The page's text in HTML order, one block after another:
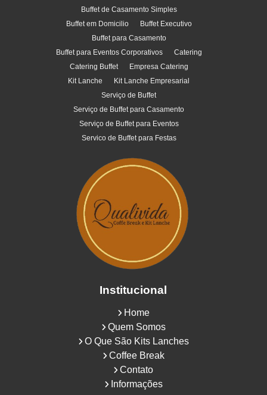
Buffet de Casamento Simples
Buffet em Domicilio
Buffet Executivo
Buffet para Casamento
Buffet para Eventos Corporativos
Catering
Catering Buffet
Empresa Catering
Kit Lanche
Kit Lanche Empresarial
Serviço de Buffet
Serviço de Buffet para Casamento
Serviço de Buffet para Eventos
Servico de Buffet para Festas
Institucional
Home
Quem Somos
O Que São Kits Lanches
Coffee Break
Contato
Informações